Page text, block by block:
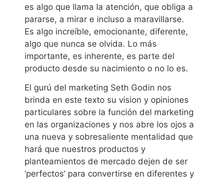
es algo que llama la atención, que obliga a
pararse, a mirar e incluso a maravillarse.
Es algo increíble, emocionante, diferente,
algo que nunca se olvida. Lo más
importante, es inherente, es parte del
producto desde su nacimiento o no lo es.
El gurú del marketing Seth Godin nos
brinda en este texto su vision y opiniones
particulares sobre la función del marketing
en las organizaciones y nos abre los ojos a
una nueva y sobresaliente mentalidad que
hará que nuestros productos y
planteamientos de mercado dejen de ser
‘perfectos’ para convertirse en diferentes y